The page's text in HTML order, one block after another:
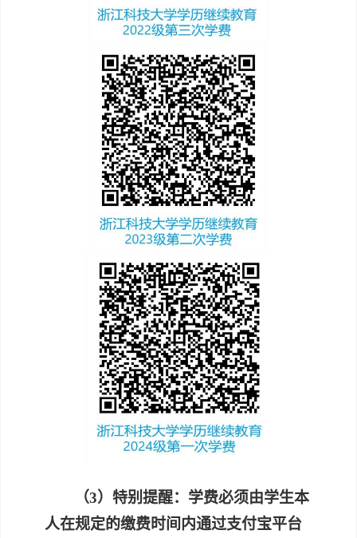
（3） 特别提醒：学费必须由学生本
人在规定的缴费时间内通过支付宝平台